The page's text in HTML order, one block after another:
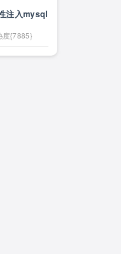
注入mysql
度{7885}